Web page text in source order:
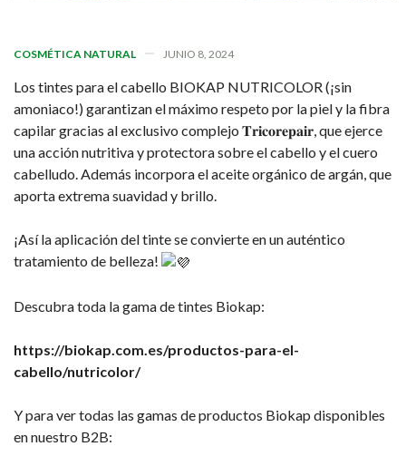
COSMÉTICA NATURAL JUNIO 8, 2024
Los tintes para el cabello BIOKAP NUTRICOLOR (¡sin
amoniaco!) garantizan el máximo respeto por la piel y la fibra
capilar gracias al exclusivo complejo 𝐓𝐫𝐢𝐜𝐨𝐫𝐞𝐩𝐚𝐢𝐫, que ejerce
una acción nutritiva y protectora sobre el cabello y el cuero
cabelludo. Además incorpora el aceite orgánico de argán, que
aporta extrema suavidad y brillo.
¡Así la aplicación del tinte se convierte en un auténtico
tratamiento de belleza!
Descubra toda la gama de tintes Biokap:
https://biokap.com.es/productos-para-el-
cabello/nutricolor/
Y para ver todas las gamas de productos Biokap disponibles
en nuestro B2B: